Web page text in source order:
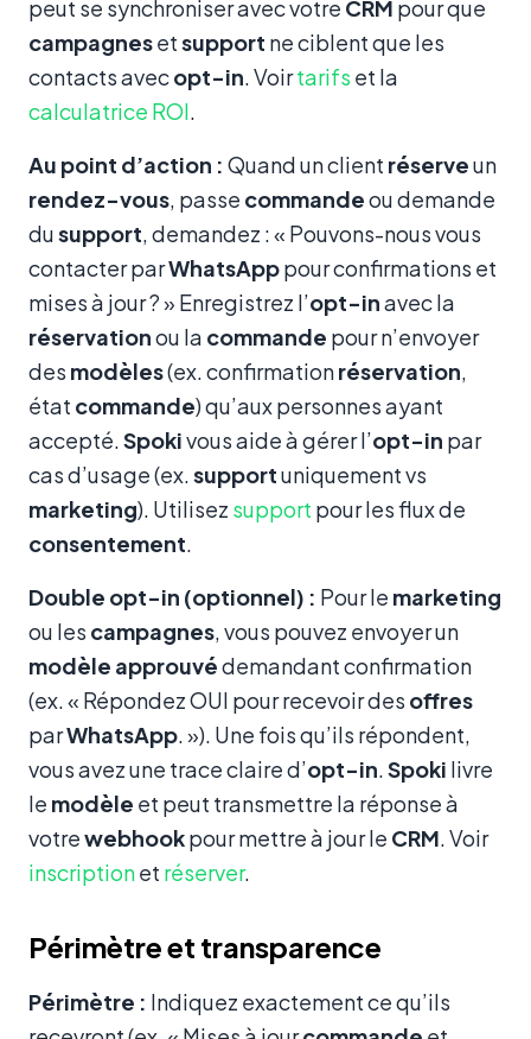
peut se synchroniser avec votre CRM pour que
campagnesetsupport ne ciblent que les
contacts avecopt-in. Voirtarifs et la
calculatrice ROI.
Au point d’action : Quand un client réserveun
rendez-vous, passe commandeou demande
dusupport, demandez : « Pouvons-nous vous
contacter parWhatsApppour confirmations et
mises à jour ? » Enregistrez l’opt-inavec la
réservationou la commande pour n’envoyer
des modèles(ex. confirmationréservation,
état commande) qu’aux personnes ayant
accepté.Spokivous aide à gérer l’opt-in par
cas d’usage (ex.supportuniquement vs
marketing). Utilisez support pour les flux de
consentement.
Double opt-in (optionnel) : Pour le marketing
ou les campagnes, vous pouvez envoyer un
modèle approuvédemandant confirmation
(ex. « Répondez OUI pour recevoir des offres
parWhatsApp. »). Une fois qu’ils répondent,
vous avez une trace claire d’opt-in.Spoki livre
le modèle et peut transmettre la réponse à
votrewebhookpour mettre à jour le CRM. Voir
inscriptionet réserver.
Périmètre et transparence
Périmètre : Indiquez exactement ce qu’ils